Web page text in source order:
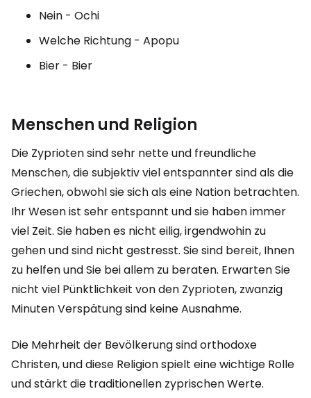
Nein - Ochi
Welche Richtung - Apopu
Bier - Bier
Menschen und Religion
Die Zyprioten sind sehr nette und freundliche
Menschen, die subjektiv viel entspannter sind als die
Griechen, obwohl sie sich als eine Nation betrachten.
Ihr Wesen ist sehr entspannt und sie haben immer
viel Zeit. Sie haben es nicht eilig, irgendwohin zu
gehen und sind nicht gestresst. Sie sind bereit, Ihnen
zu helfen und Sie bei allem zu beraten. Erwarten Sie
nicht viel Pünktlichkeit von den Zyprioten, zwanzig
Minuten Verspätung sind keine Ausnahme.
Die Mehrheit der Bevölkerung sind orthodoxe
Christen, und diese Religion spielt eine wichtige Rolle
und stärkt die traditionellen zyprischen Werte.